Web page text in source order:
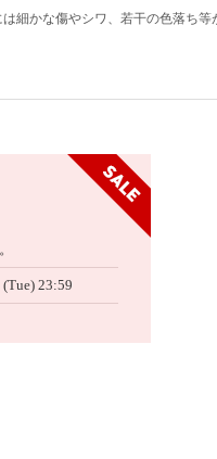
細かな傷やシワ、若干の色落ち等
23:59